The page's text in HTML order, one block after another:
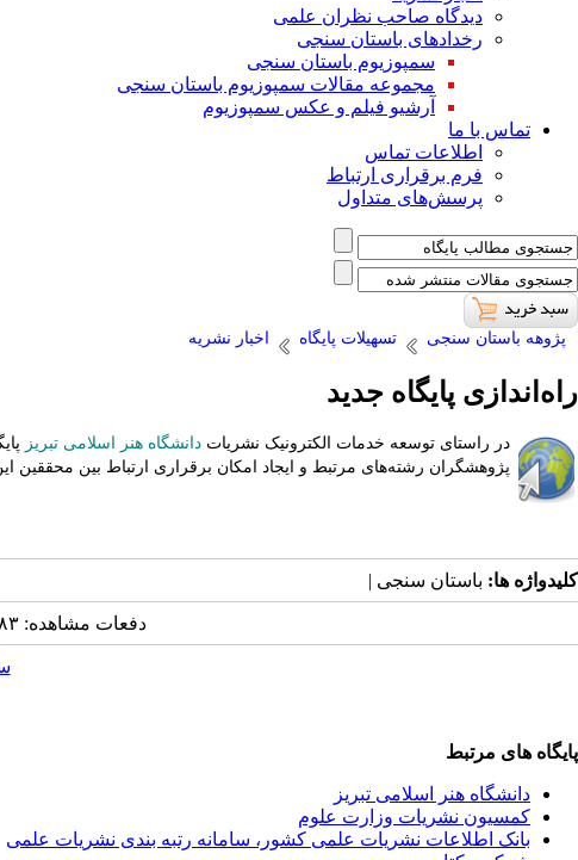
دیدگاه صاحب نظران علمی
رخدادهای باستان سنجی
سمپوزیوم باستان سنجی
مجموعه مقالات سمپوزیوم باستان سنجی
آرشیو فیلم و عکس سمپوزیوم
تماس با ما
اطلاعات تماس
فرم برقراری ارتباط
پرسش‌های متداول
پژوهه باستان سنجی تسهیلات پایگاه اخبار نشریه
راه‌اندازی پایگاه جدید
در راستای توسعه خدمات الکترونیک نشریات دانشگاه هنر اسلامی تبریز
پژوهشگران رشته‌های مرتبط و ایجاد امکان برقراری ارتباط بین محققین
کلیدواژه ها: باستان سنجی |
دفعات مشاهده: ۹۵۸۳ بار |
پایگاه های مرتبط
دانشگاه هنر اسلامی تبریز
کمسیون نشریات وزارت علوم
بانک اطلاعات نشریات علمی کشور، سامانه رتبه بندی نشریات علمی